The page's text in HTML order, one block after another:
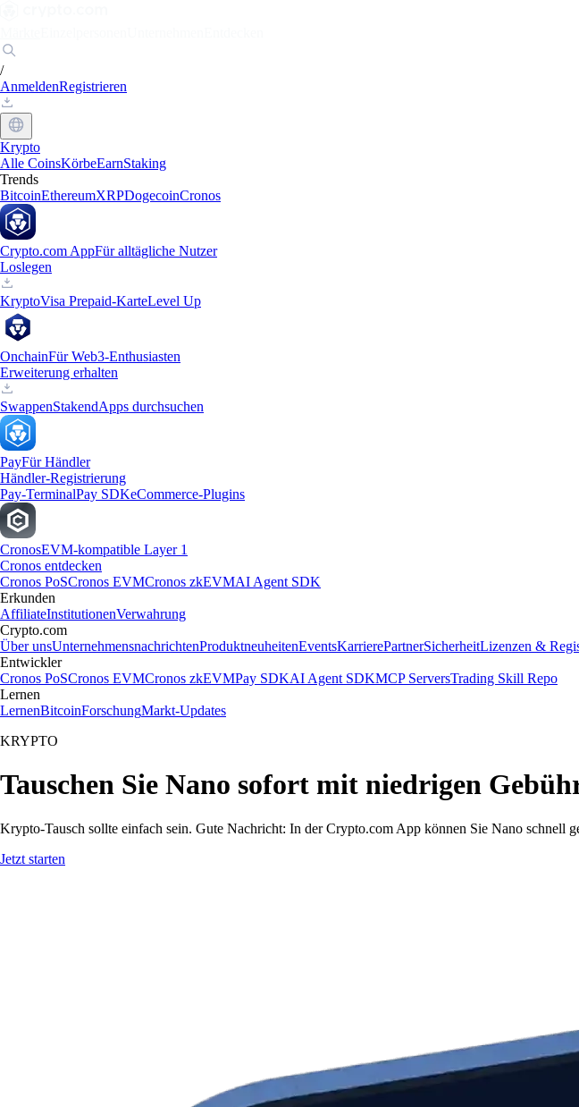
/
AnmeldenRegistrieren
Krypto
Alle CoinsKörbeEarnStaking
Trends
BitcoinEthereumXRPDogecoinCronos
Crypto.com AppFür alltägliche Nutzer
Loslegen
KryptoVisa Prepaid-KarteLevel Up
OnchainFür Web3-Enthusiasten
Erweiterung erhalten
SwappenStakendApps durchsuchen
PayFür Händler
Händler-Registrierung
Pay-TerminalPay SDKeCommerce-Plugins
CronosEVM-kompatible Layer 1
Cronos entdecken
Cronos PoSCronos EVMCronos zkEVMAI Agent SDK
Erkunden
AffiliateInstitutionenVerwahrung
Crypto.com
Über unsUnternehmensnachrichtenProduktneuheitenEventsKarrierePartnerSicherheitLizenzen &
Entwickler
Cronos PoSCronos EVMCronos zkEVMPay SDKAI Agent SDKMCP ServersTrading Skill Repo
Lernen
LernenBitcoinForschungMarkt-Updates
KRYPTO
Tauschen Sie Nano sofort mit niedrigen
Krypto-Tausch sollte einfach sein. Gute Nachricht: In der Crypto.com App können Sie Nano schnell
Jetzt starten